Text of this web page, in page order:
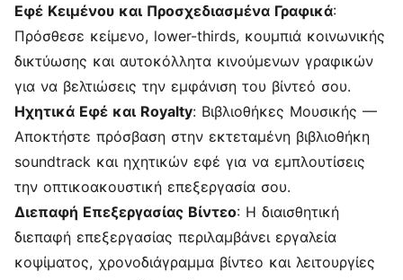
Εφέ Κειμένου και Προσχεδιασμένα Γραφικά:
Πρόσθεσε κείμενο, lower-thirds, κουμπιά κοινωνικής
δικτύωσης και αυτοκόλλητα κινούμενων γραφικών
για να βελτιώσεις την εμφάνιση του βίντεό σου.
Ηχητικά Εφέ και Royalty: Βιβλιοθήκες Μουσικής —
Αποκτήστε πρόσβαση στην εκτεταμένη βιβλιοθήκη
soundtrack και ηχητικών εφέ για να εμπλουτίσεις
την οπτικοακουστική επεξεργασία σου.
Διεπαφή Επεξεργασίας Βίντεο: Η διαισθητική
διεπαφή επεξεργασίας περιλαμβάνει εργαλεία
κοψίματος, χρονοδιάγραμμα βίντεο και λειτουργίες